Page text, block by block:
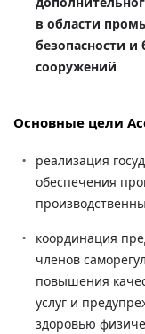
в области
безопасности и
сооружений
Основные цели
реализация
обеспечения
координация
членов
повышения
услуг и
здоровью